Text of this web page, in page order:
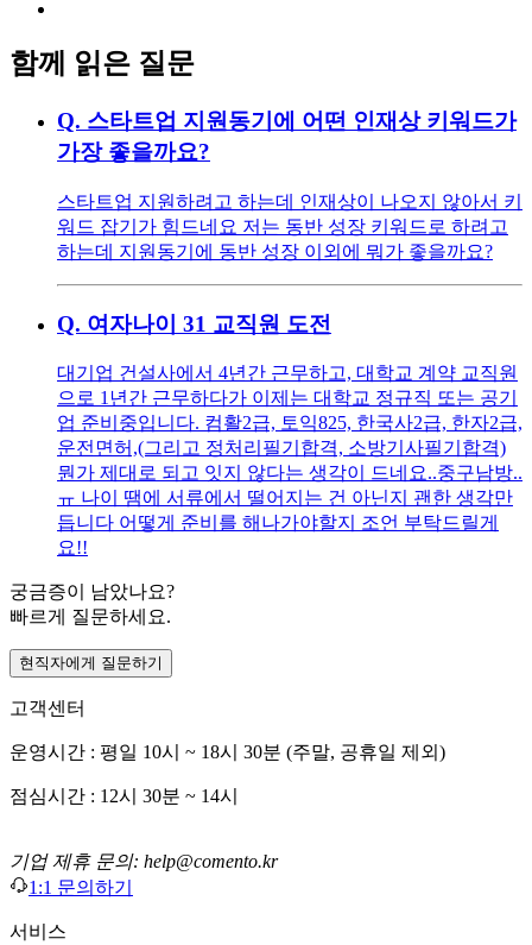
함께 읽은 질문
Q. 스타트업 지원동기에 어떤 인재상 키워드가
가장 좋을까요?
스타트업 지원하려고 하는데 인재상이 나오지 않아서 키
워드 잡기가 힘드네요 저는 동반 성장 키워드로 하려고
하는데 지원동기에 동반 성장 이외에 뭐가 좋을까요?
Q. 여자나이 31 교직원 도전
대기업 건설사에서 4년간 근무하고, 대학교 계약 교직원
으로 1년간 근무하다가 이제는 대학교 정규직 또는 공기
업 준비중입니다. 컴활2급, 토익825, 한국사2급, 한자2급,
운전면허,(그리고 정처리필기합격, 소방기사필기합격)
뭔가 제대로 되고 잇지 않다는 생각이 드네요..중구남방..
ㅠ 나이 땜에 서류에서 떨어지는 건 아닌지 괜한 생각만
듭니다 어떻게 준비를 해나가야할지 조언 부탁드릴게
요!!
궁금증이 남았나요?
빠르게 질문하세요.
현직자에게 질문하기
고객센터
운영시간 : 평일 10시 ~ 18시 30분 (주말, 공휴일 제외)
점심시간 : 12시 30분 ~ 14시
기업 제휴 문의: help@comento.kr
1:1 문의하기
서비스